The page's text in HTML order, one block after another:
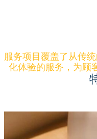
服务项目覆盖了从传
化体验的服务，为顾